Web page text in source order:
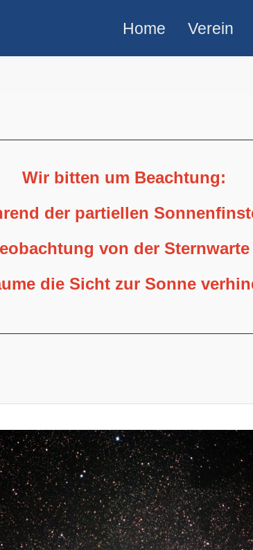
Home Verein
Wir bitten um Beachtung:
der partiellen
von der
die Sicht zur Sonne